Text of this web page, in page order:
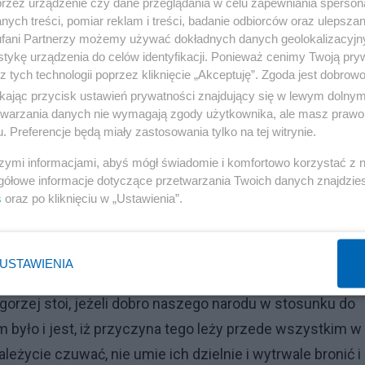
obywateli kraju, stojących z daleka od
Dumy, odpowiedziałem, że nie tylko względy
że praca moja będzie pożyteczniejsza w
polityczni zażądali ode mnie, bym kandydował w
postanowienie w tej sprawie odłożyć do chwili,
dla których należałoby pozostać przy pracy w
z całego mego poglądu na położenie kraju i na
że naród, który chce swą dolę poprawić,
spodziewać się, że pomyślniejsze czasy same
zgotują. Jeżeli położenie naszego narodu od lat
stoi, jeżeli dobro naszego narodu w stosunku do
i jest, iż przyczyna tego leży przede wszystkim w
czuwać, nie umie ich dzielnie i wytrwale bronić i
treści, pomiar reklam i treści, badanie odbiorców oraz
Partnerzy możemy używać dokładnych danych
urządzenia do celów identyfikacji. Ponieważ cenimy Twoją
tych technologii poprzez kliknięcie „Akceptuję”. Zgoda jest
przycisk ustawień prywatności znajdujący się w lewym
danych nie wymagają zgody użytkownika, ale masz
Preferencje będą miały zastosowania tylko na tej witrynie.
informacjami, abyś mógł świadomie i komfortowo korzystać z
informacje dotyczące przetwarzania Twoich danych
oraz po kliknięciu w „Ustawienia”.
USTAWIENIA